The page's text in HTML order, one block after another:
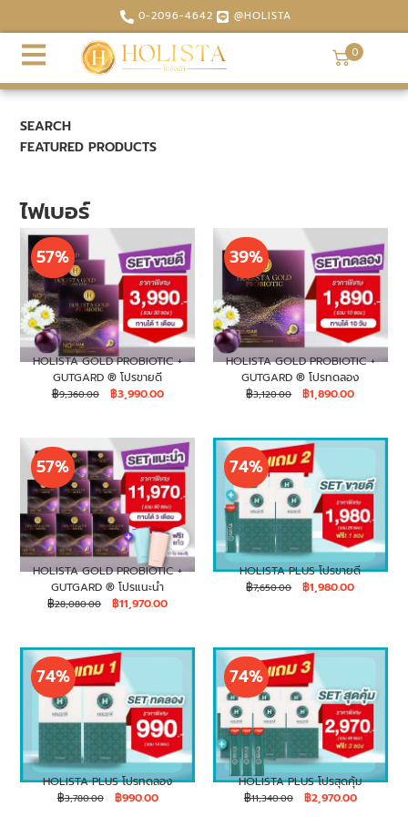
0-2096-4642 @HOLISTA
0
SEARCH
FEATURED PRODUCTS
ไฟเบอร์
57%
HOLISTA GOLD PROBIOTIC +
GUTGARD ® โปรขายดี
฿9,360.00 ฿3,990.00
39%
HOLISTA GOLD PROBIOTIC +
GUTGARD ® โปรทดลอง
฿3,120.00 ฿1,890.00
57%
HOLISTA GOLD PROBIOTIC +
GUTGARD ® โปรแนะนำ
฿28,080.00 ฿11,970.00
74%
HOLISTA PLUS โปรขายดี
฿7,650.00 ฿1,980.00
74%
HOLISTA PLUS โปรทดลอง
฿3,780.00 ฿990.00
74%
HOLISTA PLUS โปรสุดคุ้ม
฿11,340.00 ฿2,970.00